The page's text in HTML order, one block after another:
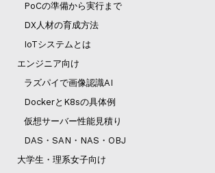
PoCの準備から実行まで
DX人材の育成方法
IoTシステムとは
エンジニア向け
ラズパイで画像認識AI
DockerとK8sの具体例
仮想サーバー性能見積り
DAS・SAN・NAS・OBJ
大学生・理系女子向け